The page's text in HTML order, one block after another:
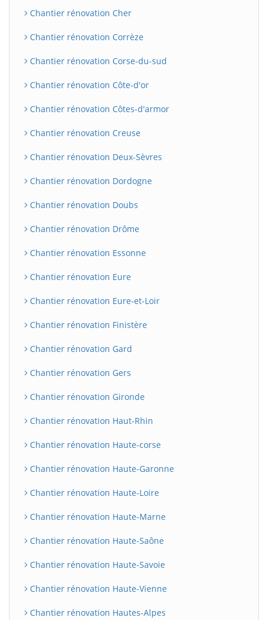
Chantier rénovation Cher
Chantier rénovation Corrèze
Chantier rénovation Corse-du-sud
Chantier rénovation Côte-d'or
Chantier rénovation Côtes-d'armor
Chantier rénovation Creuse
Chantier rénovation Deux-Sèvres
Chantier rénovation Dordogne
Chantier rénovation Doubs
Chantier rénovation Drôme
Chantier rénovation Essonne
Chantier rénovation Eure
Chantier rénovation Eure-et-Loir
Chantier rénovation Finistère
Chantier rénovation Gard
Chantier rénovation Gers
Chantier rénovation Gironde
Chantier rénovation Haut-Rhin
Chantier rénovation Haute-corse
Chantier rénovation Haute-Garonne
Chantier rénovation Haute-Loire
Chantier rénovation Haute-Marne
Chantier rénovation Haute-Saône
Chantier rénovation Haute-Savoie
Chantier rénovation Haute-Vienne
Chantier rénovation Hautes-Alpes